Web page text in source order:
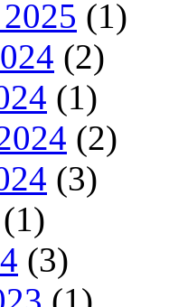
(1)
(2)
(1)
(2)
(3)
(1)
(3)